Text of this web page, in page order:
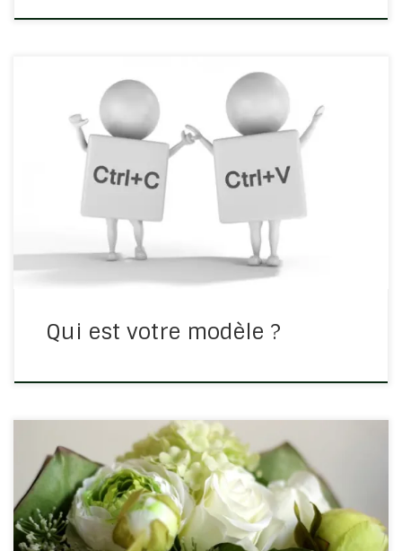
1 Corinthiens 11/1 « Soyez mes imitateurs, comme je le
suis moi-même de Christ. » C’est une expression que
Paul va reprendre à plusieurs reprises non pas parce
qu’il se croyait au-dessus de tous spirituellement mais
parce qu’il désirait […]
Qui est votre modèle ?
Alors que je regardais les fleurs artificielles qui
décorent notre intérieur d’église, le parallèle avec nos
vies chrétiennes est venu d’une manière assez